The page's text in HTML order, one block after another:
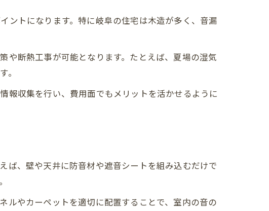
は
要素
策
訣
ントになります。特に岐阜の住宅は木造が多く、音漏
や断熱工事が可能となります。たとえば、夏場の湿気
。
報収集を行い、費用面でもメリットを活かせるように
ば、壁や天井に防音材や遮音シートを組み込むだけで
ルやカーペットを適切に配置することで、室内の音の